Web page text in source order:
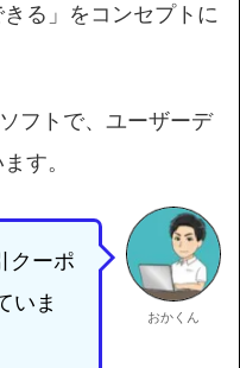
る」をコンセプトに
フトで、ユーザーデ
す。
クーポ
いま
おかくん